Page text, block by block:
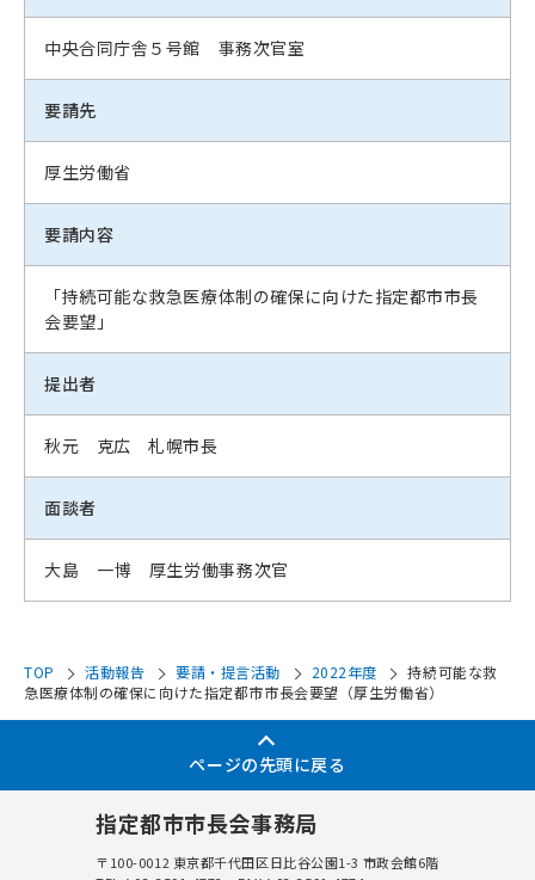
TOP 活動報告 要請・提言活動 2022年度
持続可能な救
急医療体制の確保に向けた指定都市市長会要望（厚生労働省）
中央合同庁舎５号館 事務次官室
要請先
厚生労働省
要請内容
「持続可能な救急医療体制の確保に向けた指定都市市長
会要望」
提出者
秋元 克広 札幌市長
面談者
大島 一博 厚生労働事務次官
ページの先頭に戻る
指定都市市長会事務局
〒100-0012 東京都千代田区日比谷公園1-3 市政会館6階